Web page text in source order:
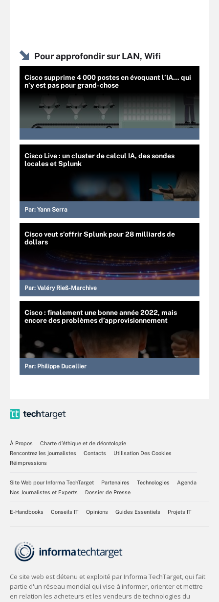
Pour approfondir sur LAN, Wifi
Cisco supprime 4 000 postes en évoquant l’IA… qui
n’y est pas pour grand-chose
Cisco Live : un cluster de calcul IA, des sondes
locales et Splunk
Par: Yann Serra
Cisco veut s’offrir Splunk pour 28 milliards de
dollars
Par: Valéry Rieß-Marchive
Cisco : finalement une bonne année 2022, mais
encore des problèmes d’approvisionnement
Par: Philippe Ducellier
À Propos
Charte d’éthique et de déontologie
Rencontrez les journalistes
Contacts
Utilisation Des Cookies
Réimpressions
Site Web pour Informa TechTarget Partenaires Technologies
Agenda
Nos Journalistes et Experts
Dossier de Presse
E-Handbooks Conseils IT Opinions Guides Essentiels Projets IT